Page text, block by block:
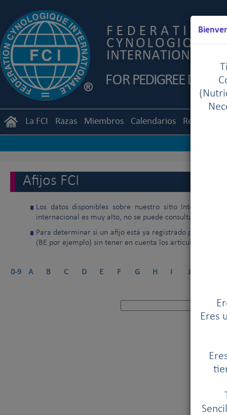
Eres
La FCI Razas Miembros Calendarios
Afijos FCI
Los datos disponibles sobre nuestro sitio Internet
internacional es muy alto, no se puede consultar la lista
Para determinar si un afijo está ya registrado por la
(BE por ejemplo) sin tener en cuenta los artículos ("de",
0-9 A B C D E F G H I J